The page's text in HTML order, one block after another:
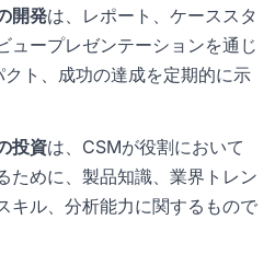
開発は、レポート、ケーススタ
ュープレゼンテーションを通じ
ト、成功の達成を定期的に示
投資は、CSMが役割において
ために、製品知識、業界トレン
キル、分析能力に関するもので